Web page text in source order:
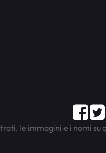
le immagini e i nomi